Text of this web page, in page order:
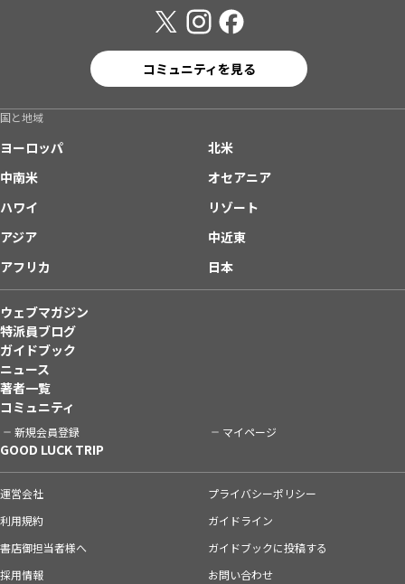
コミュニティを見る
国と地域
ヨーロッパ
北米
中南米
オセアニア
ハワイ
リゾート
アジア
中近東
アフリカ
日本
ウェブマガジン
特派員ブログ
ガイドブック
ニュース
著者一覧
コミュニティ
新規会員登録 マイページ
GOOD LUCK TRIP
運営会社
プライバシーポリシー
利用規約
ガイドライン
書店御担当者様へ
ガイドブックに投稿する
採用情報
お問い合わせ